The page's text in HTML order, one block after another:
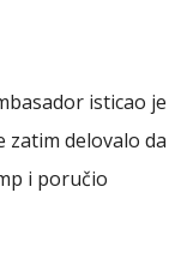
isticao je
zatim delovalo da
i poručio